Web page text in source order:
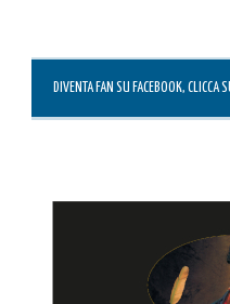
DIVENTA FAN SU FACEBOOK, CLICCA